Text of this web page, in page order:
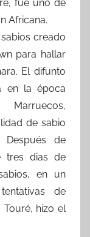
fue uno de
Africana.
creado
para hallar
El difunto
en la época
de sabio
Después de
tres dias de
en un
de
hizo el